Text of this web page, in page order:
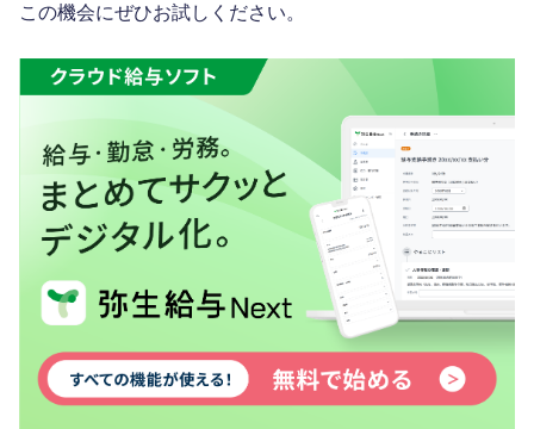
この機会にぜひお試しください。